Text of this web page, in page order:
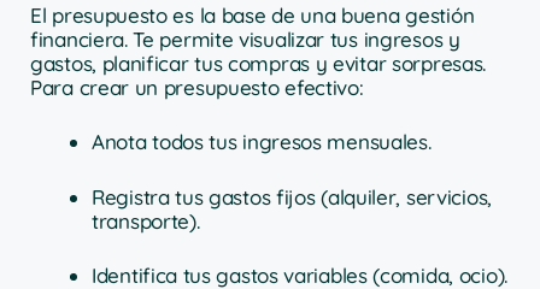
El presupuesto es la base de una buena gestión
financiera. Te permite visualizar tus ingresos y
gastos, planificar tus compras y evitar sorpresas.
Para crear un presupuesto efectivo:
Anota todos tus ingresos mensuales.
Registra tus gastos fijos (alquiler, servicios,
transporte).
Identifica tus gastos variables (comida, ocio).